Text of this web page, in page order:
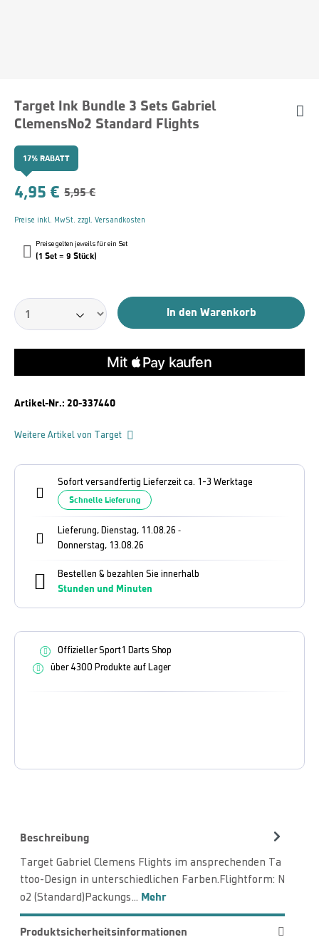
Beschreibung
Target Gabriel Clemens Flights im ansprechenden Ta
ttoo-Design in unterschiedlichen Farben.Flightform: N
o2 (Standard)Packungs… Mehr
Produktsicherheitsinformationen
Target Ink Bundle 3 Sets Gabriel
ClemensNo2 Standard Flights
17% RABATT
4,95 € 5,95 €
Preise inkl. MwSt. zzgl. Versandkosten
Preise gelten jeweils für ein Set
(1 Set = 9 Stück)
In den Warenkorb
Artikel-Nr.: 20-337440
Weitere Artikel von Target
Sofort versandfertig Lieferzeit ca. 1-3 Werktage
Schnelle Lieferung
Lieferung, Dienstag, 11.08.26 -
Donnerstag, 13.08.26
Bestellen & bezahlen Sie innerhalb
Stunden und Minuten
Offizieller Sport1 Darts Shop
über 4300 Produkte auf Lager